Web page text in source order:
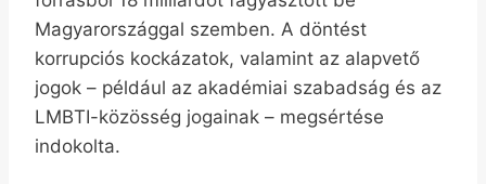
Magyarországgal szemben. A döntést
korrupciós kockázatok, valamint az alapvető
jogok – például az akadémiai szabadság és az
LMBTI-közösség jogainak – megsértése
indokolta.